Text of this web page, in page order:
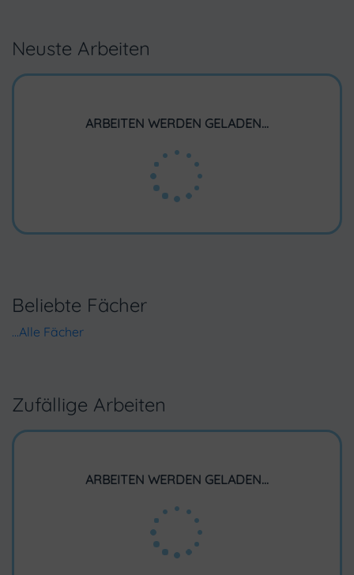
Neuste Arbeiten
ARBEITEN WERDEN GELADEN...
Beliebte Fächer
...Alle Fächer
Zufällige Arbeiten
ARBEITEN WERDEN GELADEN...